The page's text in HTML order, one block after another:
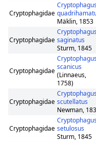
Cryptophagidae
Cryptophagus
Mäklin, 1853
Cryptophagidae
Cryptophagus
saginatus
Sturm, 1845
Cryptophagidae
Cryptophagus
scanicus
(Linnaeus,
1758)
Cryptophagidae
Cryptophagus
scutellatus
Newman,
Cryptophagidae
Cryptophagus
setulosus
Sturm, 1845